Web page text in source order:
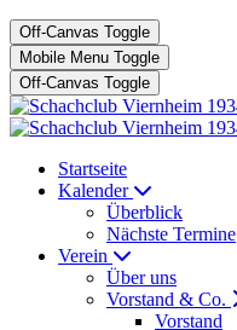
Off-Canvas Toggle
Mobile Menu Toggle
Off-Canvas Toggle
Startseite
Kalender
Überblick
Nächste Termine
Verein
Über uns
Vorstand & Co.
Vorstand